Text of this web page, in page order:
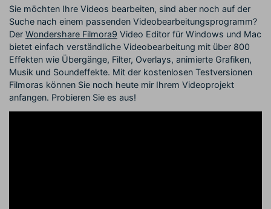
Blog
Sie möchten Ihre Videos bearbeiten, sind aber noch auf der
Suche nach einem passenden Videobearbeitungsprogramm?
Der Wondershare Filmora9 Video Editor für Windows und Mac
bietet einfach verständliche Videobearbeitung mit über 800
Effekten wie Übergänge, Filter, Overlays, animierte Grafiken,
Musik und Soundeffekte. Mit der kostenlosen Testversionen
Filmoras können Sie noch heute mir Ihrem Videoprojekt
anfangen. Probieren Sie es aus!